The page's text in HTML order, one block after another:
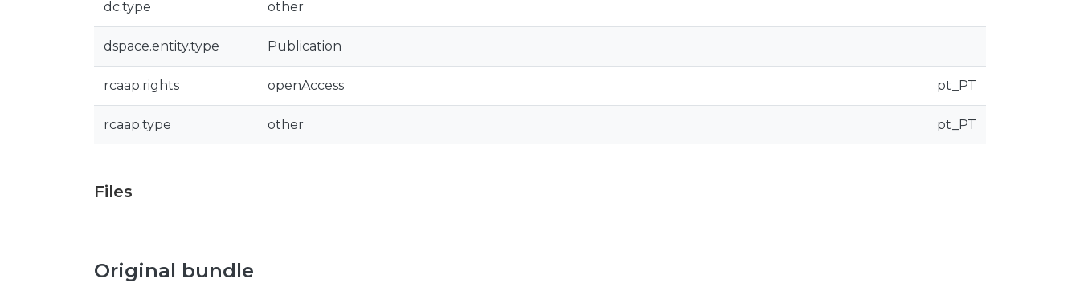
dc.type other
dspace.entity.type Publication
rcaap.rights openAccess pt_PT
rcaap.type other pt_PT
Files
Original bundle